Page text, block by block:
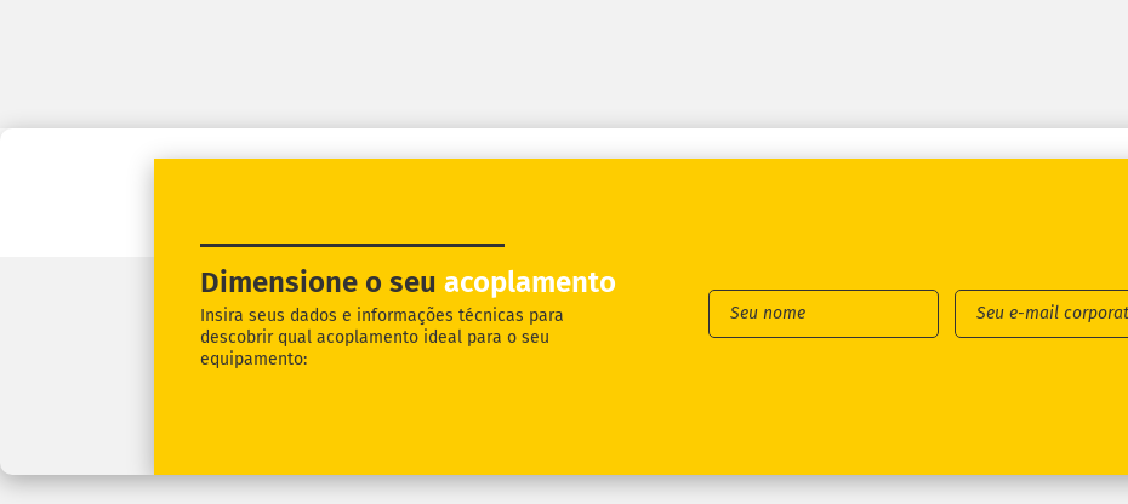
Dimensione o seu acoplamento
Insira seus dados e informações técnicas para
descobrir qual acoplamento ideal para o seu
equipamento: